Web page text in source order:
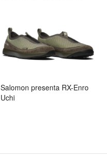
Salomon presenta RX-Enro
Uchi